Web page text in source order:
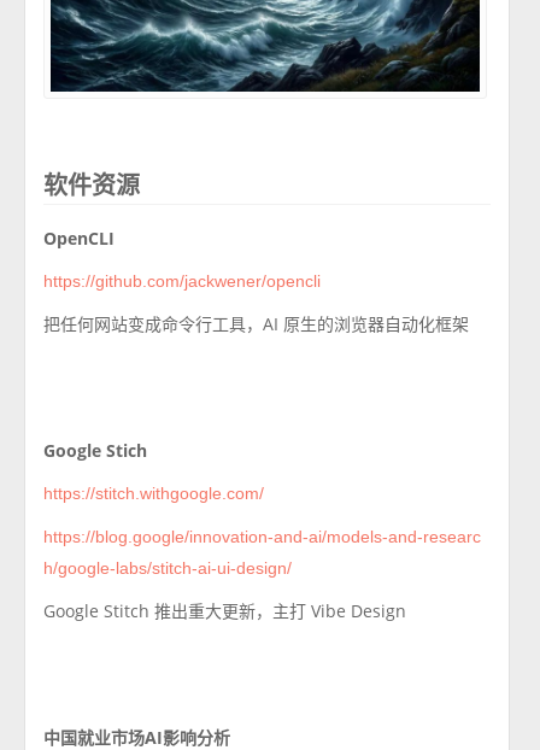
软件资源
OpenCLI
https://github.com/jackwener/opencli
把任何网站变成命令行工具，AI 原生的浏览器自动化框架
Google Stich
https://stitch.withgoogle.com/
https://blog.google/innovation-and-ai/models-and-researc
h/google-labs/stitch-ai-ui-design/
Google Stitch 推出重大更新，主打 Vibe Design
中国就业市场AI影响分析